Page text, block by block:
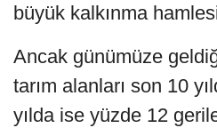
büyük kalkınma
Ancak günümüze
tarım alanları son 10
yılda ise yüzde 12